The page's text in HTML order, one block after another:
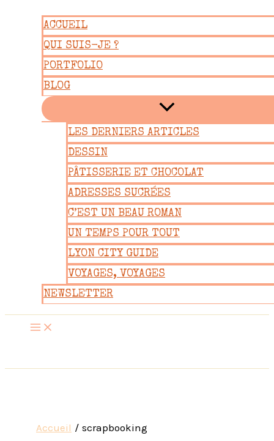
contenu
ACCUEIL
QUI SUIS-JE ?
PORTFOLIO
BLOG
LES DERNIERS ARTICLES
DESSIN
PÂTISSERIE ET CHOCOLAT
ADRESSES SUCRÉES
C’EST UN BEAU ROMAN
UN TEMPS POUR TOUT
LYON CITY GUIDE
VOYAGES, VOYAGES
NEWSLETTER
Accueil scrapbooking